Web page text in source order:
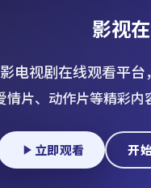
影视
电视剧在线观看平
情片、动作片等精彩
立即观看 开